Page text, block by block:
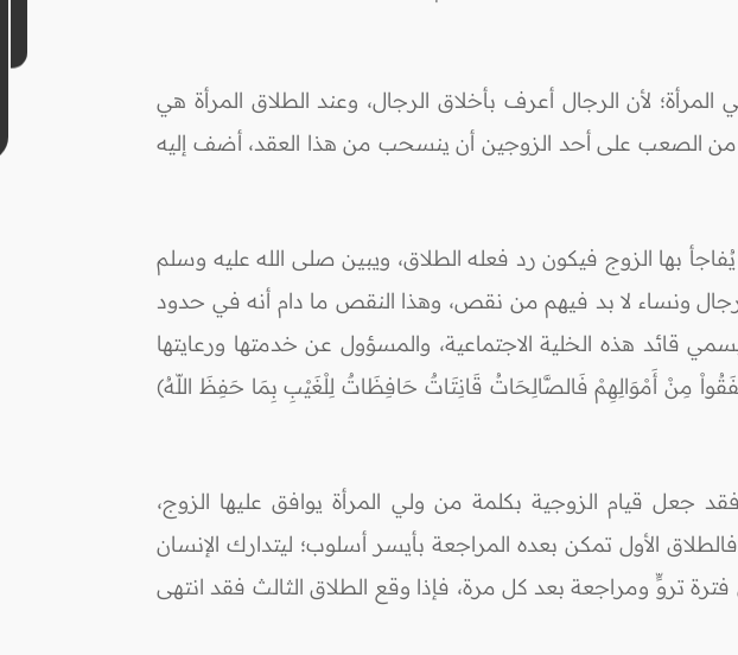
لأن الرجال أعرف بأخلاق الرجال، وعند الطلاق المرأة هي
من الصعب على أحد الزوجين أن ينسحب من هذا العقد، أضف إليه
بها الزوج فيكون رد فعله الطلاق، ويبين صلى الله عليه وسلم
ونساء لا بد فيهم من نقص، وهذا النقص ما دام أنه في حدود
قائد هذه الخلية الاجتماعية، والمسؤول عن خدمتها ورعايتها
مِنْ أَمْوَالِهِمْ فَالصَّالِحَاتُ قَانِتَاتٌ حَافِظَاتٌ لِلْغَيْبِ بِمَا حَفِظَ اللّهُ)
جعل قيام الزوجية بكلمة من ولي المرأة يوافق عليها الزوج،
الأول تمكن بعده المراجعة بأيسر أسلوب؛ ليتدارك الإنسان
تروٍّ ومراجعة بعد كل مرة، فإذا وقع الطلاق الثالث فقد انتهى